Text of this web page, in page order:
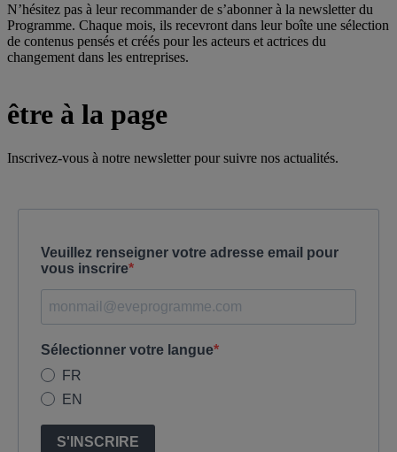
N’hésitez pas à leur recommander de s’abonner à la newsletter du
Programme. Chaque mois, ils recevront dans leur boîte une sélection
de contenus pensés et créés pour les acteurs et actrices du
changement dans les entreprises.
être à la page
Inscrivez-vous à notre newsletter pour suivre nos actualités.
Veuillez renseigner votre adresse email pour
vous inscrire
Sélectionner votre langue
FR
EN
S'INSCRIRE